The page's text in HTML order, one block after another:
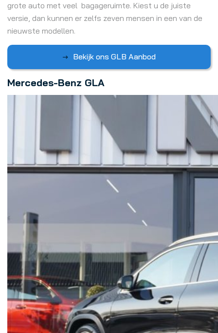
grote auto met veel bagageruimte. Kiest u de juiste
versie, dan kunnen er zelfs zeven mensen in een van de
nieuwste modellen.
Bekijk ons GLB Aanbod
Mercedes-Benz GLA